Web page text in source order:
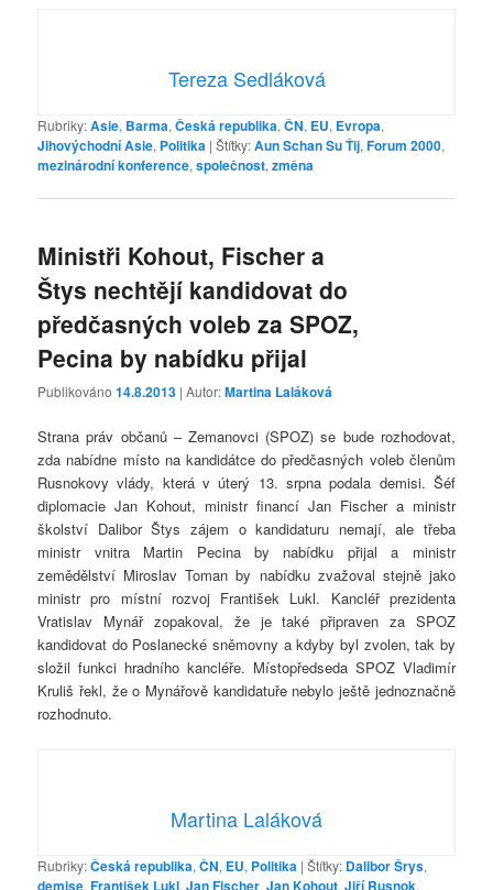
Tereza Sedláková
Rubriky:Asie, Barma,Česká republika,ČN, EU, Evropa,
Jihovýchodní Asie, Politika |Štítky:Aun Schan Su Ťij,Forum 2000,
mezinárodní konference,společnost,změna
Ministři Kohout, Fischer a
Štys nechtějí kandidovat do
předčasných voleb za SPOZ,
Pecina by nabídku přijal
Publikováno14.8.2013 | Autor:Martina Laláková
Strana práv občanů – Zemanovci (SPOZ) se bude rozhodovat,
zda nabídne místo na kandidátce do předčasných voleb členům
Rusnokovy vlády, která v úterý 13. srpna podala demisi. Šéf
diplomacie Jan Kohout, ministr financí Jan Fischer a ministr
školství Dalibor Štys zájem o kandidaturu nemají, ale třeba
ministr vnitra Martin Pecina by nabídku přijal a ministr
zemědělství Miroslav Toman by nabídku zvažoval stejně jako
ministr pro místní rozvoj František Lukl. Kancléř prezidenta
Vratislav Mynář zopakoval, že je také připraven za SPOZ
kandidovat do Poslanecké sněmovny a kdyby byl zvolen, tak by
složil funkci hradního kancléře. Místopředseda SPOZ Vladimír
Kruliš řekl, že o Mynářově kandidatuře nebylo ještě jednoznačně
rozhodnuto.
Martina Laláková
Rubriky:Česká republika,ČN, EU, Politika |Štítky: Dalibor Šrys,
demise,František Lukl,Jan Fischer,Jan Kohout,Jiří Rusnok,